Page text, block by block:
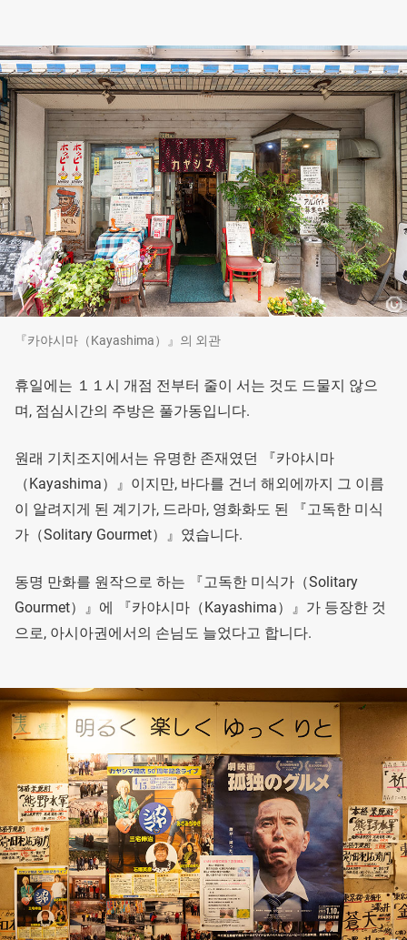
『카야시마（Kayashima）』의 외관
휴일에는 １１시 개점 전부터 줄이 서는 것도 드물지 않으
며, 점심시간의 주방은 풀가동입니다.
원래 기치조지에서는 유명한 존재였던 『카야시마
（Kayashima）』이지만, 바다를 건너 해외에까지 그 이름
이 알려지게 된 계기가, 드라마, 영화화도 된 『고독한 미식
가（Solitary Gourmet）』였습니다.
동명 만화를 원작으로 하는 『고독한 미식가（Solitary
Gourmet）』에 『카야시마（Kayashima）』가 등장한 것
으로, 아시아권에서의 손님도 늘었다고 합니다.